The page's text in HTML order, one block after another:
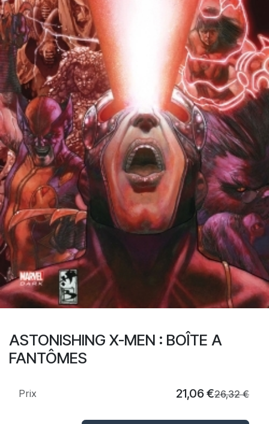
ASTONISHING X-MEN : BOÎTE A
FANTÔMES
Prix 21,06 €26,32€